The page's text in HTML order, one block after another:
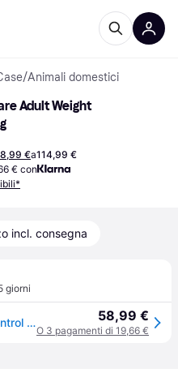
/Animali domestici
Adult Weight
€a114,99 €
€ con
incl. consegna
giorni
Eukanuba Daily Care Weigth Control Large Adult - 15 kg 58,99 €
O 3 pagamenti di 19,66 €